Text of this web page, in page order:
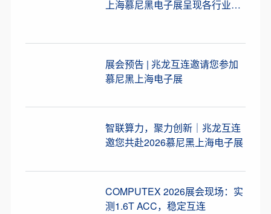
上海慕尼黑电子展呈现各行业光
展会预告 | 兆龙互连邀请您参加
慕尼黑上海电子展
智联算力，聚力创新｜兆龙互连
邀您共赴2026慕尼黑上海电子展
COMPUTEX 2026展会现场：实
测1.6T ACC，稳定互连